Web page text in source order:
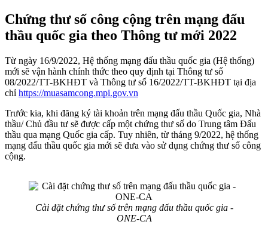
Chứng thư số công cộng trên mạng đấu
thầu quốc gia theo Thông tư mới 2022
Từ ngày 16/9/2022, Hệ thống mạng đấu thầu quốc gia (Hệ thống)
mới sẽ vận hành chính thức theo quy định tại Thông tư số
08/2022/TT-BKHĐT và Thông tư số 16/2022/TT-BKHĐT tại địa
chỉ https://muasamcong.mpi.gov.vn
Trước kia, khi đăng ký tài khoản trên mạng đấu thầu Quốc gia, Nhà
thầu/ Chủ đầu tư sẽ được cấp một chứng thư số do Trung tâm Đấu
thầu qua mạng Quốc gia cấp. Tuy nhiên, từ tháng 9/2022, hệ thống
mạng đấu thầu quốc gia mới sẽ đưa vào sử dụng chứng thư số công
cộng.
Cài đặt chứng thư số trên mạng đấu thầu quốc gia -
ONE-CA